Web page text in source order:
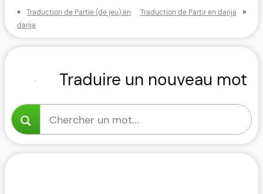
«
Traduction de Partie (de jeu) en
darija
Traduction de Partir en darija »
Traduire un nouveau mot